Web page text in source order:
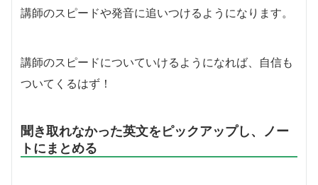
講師のスピードや発音に追いつけるようになります。
講師のスピードについていけるようになれば、自信も
ついてくるはず！
聞き取れなかった英文をピックアップし、ノー
トにまとめる